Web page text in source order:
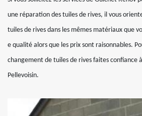
une réparation des tuiles de rives, il vous
tuiles de rives dans les mêmes matériaux que
e qualité alors que les prix sont raisonnables.
changement de tuiles de rives faites confiance
Pellevoisin.